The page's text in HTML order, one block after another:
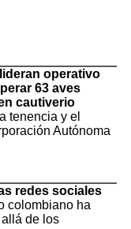
operativo
63 aves
cautiverio
tenencia y el
Autónoma
redes sociales
colombiano ha
de los